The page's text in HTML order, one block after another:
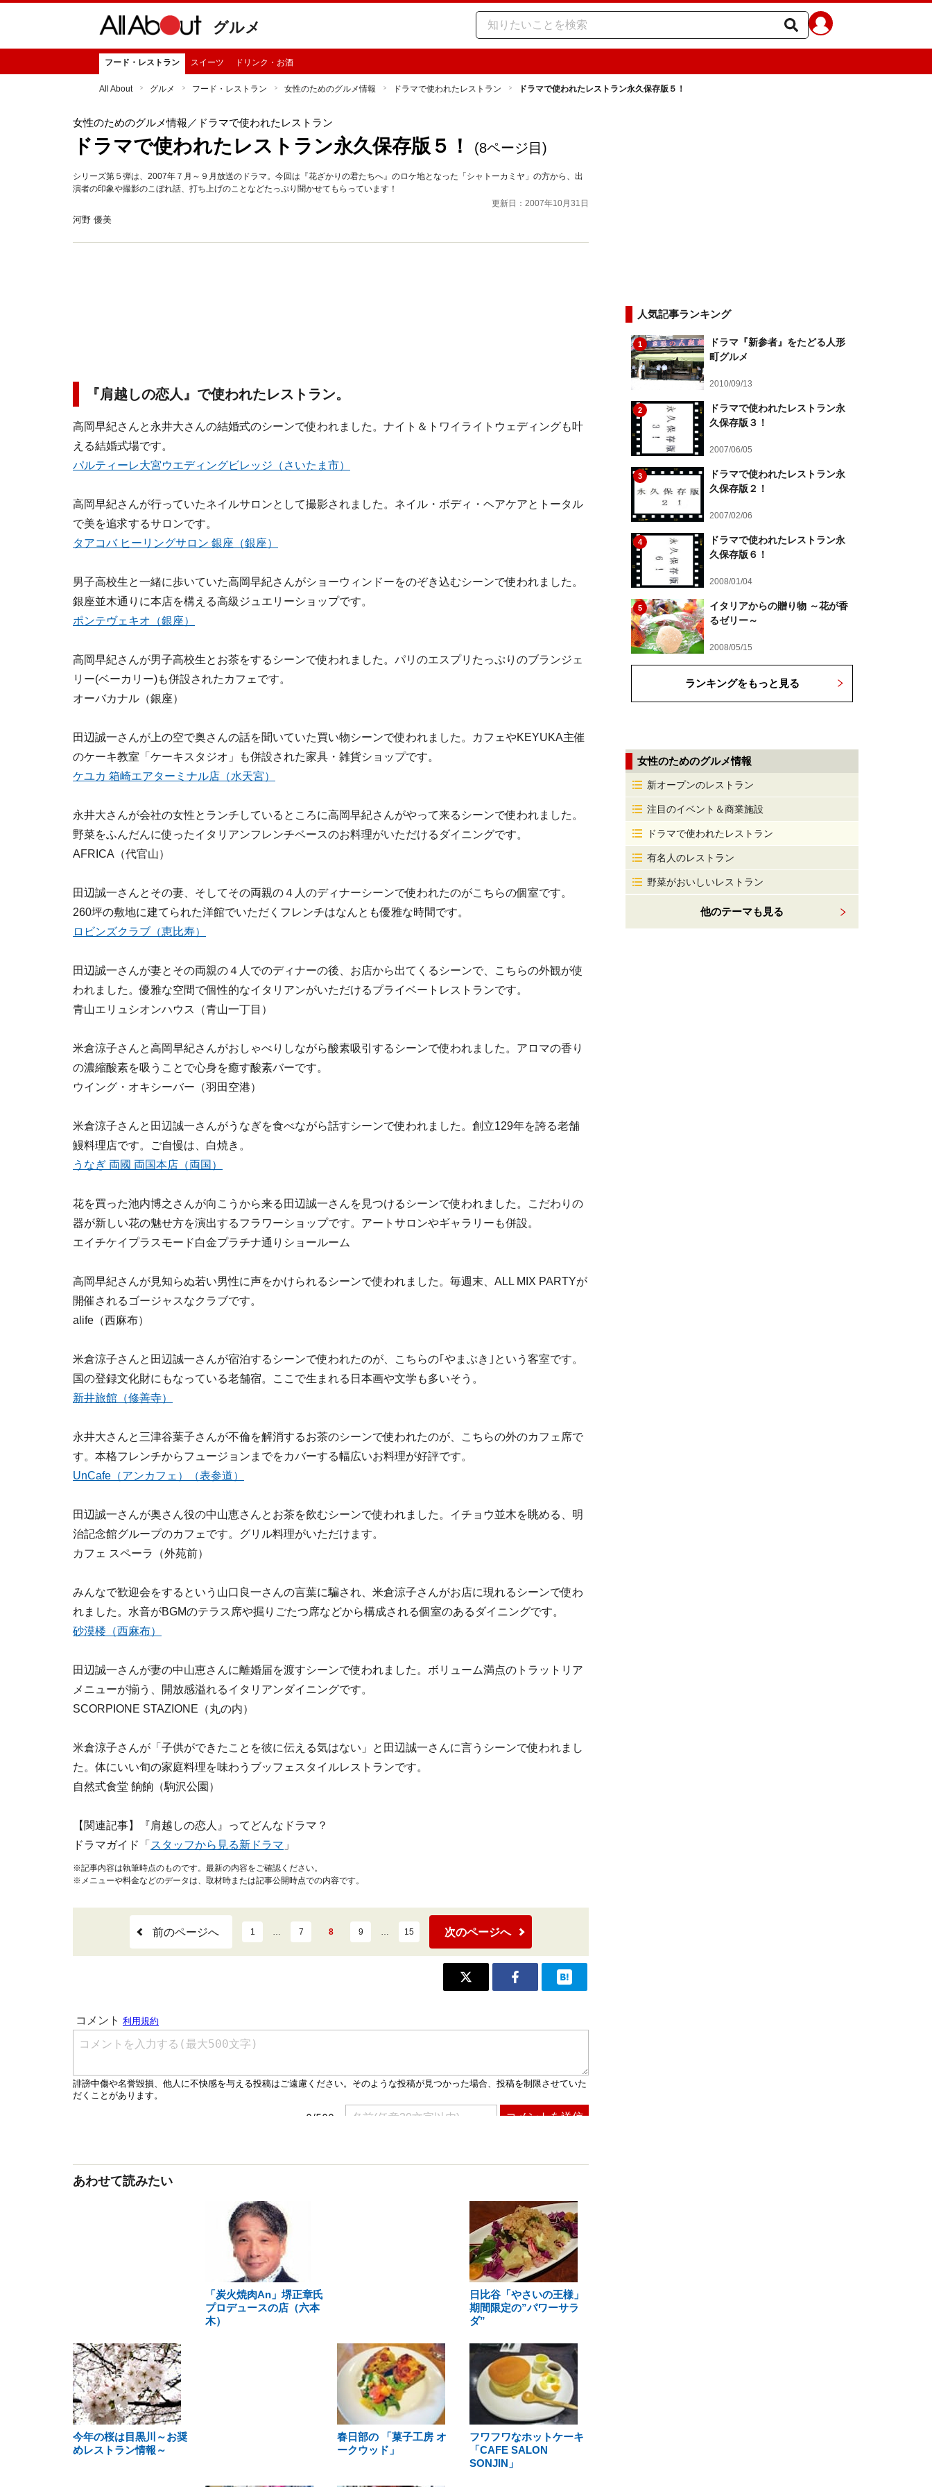
グルメ
フード・レストラン スイーツ ドリンク・お酒
All About グルメ フード・レストラン 女性のためのグルメ情報 ドラマで使われたレストラン ドラマで使われたレストラン永久保存版５！
女性のためのグルメ情報 ／ドラマで使われたレストラン
ドラマで使われたレストラン永久保存版５！ (8ページ目)
シリーズ第５弾は、2007年７月～９月放送のドラマ。今回は『花ざかりの君たちへ』のロケ地となった「シャトーカミヤ」の方から、出
演者の印象や撮影のこぼれ話、打ち上げのことなどたっぷり聞かせてもらっています！
更新日：2007年10月31日
河野 優美
『肩越しの恋人』で使われたレストラン。
高岡早紀さんと永井大さんの結婚式のシーンで使われました。ナイト＆トワイライトウェディングも叶
える結婚式場です。
パルティーレ大宮ウエディングビレッジ（さいたま市）
高岡早紀さんが行っていたネイルサロンとして撮影されました。ネイル・ボディ・ヘアケアとトータル
で美を追求するサロンです。
タアコバ ヒーリングサロン 銀座（銀座）
男子高校生と一緒に歩いていた高岡早紀さんがショーウィンドーをのぞき込むシーンで使われました。
銀座並木通りに本店を構える高級ジュエリーショップです。
ポンテヴェキオ（銀座）
高岡早紀さんが男子高校生とお茶をするシーンで使われました。パリのエスプリたっぷりのブランジェ
リー(ベーカリー)も併設されたカフェです。
オーバカナル（銀座）
田辺誠一さんが上の空で奥さんの話を聞いていた買い物シーンで使われました。カフェやKEYUKA主催
のケーキ教室「ケーキスタジオ」も併設された家具・雑貨ショップです。
ケユカ 箱崎エアターミナル店（水天宮）
永井大さんが会社の女性とランチしているところに高岡早紀さんがやって来るシーンで使われました。
野菜をふんだんに使ったイタリアンフレンチベースのお料理がいただけるダイニングです。
AFRICA（代官山）
田辺誠一さんとその妻、そしてその両親の４人のディナーシーンで使われたのがこちらの個室です。
260坪の敷地に建てられた洋館でいただくフレンチはなんとも優雅な時間です。
ロビンズクラブ（恵比寿）
田辺誠一さんが妻とその両親の４人でのディナーの後、お店から出てくるシーンで、こちらの外観が使
われました。優雅な空間で個性的なイタリアンがいただけるプライベートレストランです。
青山エリュシオンハウス（青山一丁目）
米倉涼子さんと高岡早紀さんがおしゃべりしながら酸素吸引するシーンで使われました。アロマの香り
の濃縮酸素を吸うことで心身を癒す酸素バーです。
ウイング・オキシーバー（羽田空港）
米倉涼子さんと田辺誠一さんがうなぎを食べながら話すシーンで使われました。創立129年を誇る老舗
鰻料理店です。ご自慢は、白焼き。
うなぎ 両國 両国本店（両国）
花を買った池内博之さんが向こうから来る田辺誠一さんを見つけるシーンで使われました。こだわりの
器が新しい花の魅せ方を演出するフラワーショップです。アートサロンやギャラリーも併設。
エイチケイプラスモード白金プラチナ通りショールーム
高岡早紀さんが見知らぬ若い男性に声をかけられるシーンで使われました。毎週末、ALL MIX PARTYが
開催されるゴージャスなクラブです。
alife（西麻布）
米倉涼子さんと田辺誠一さんが宿泊するシーンで使われたのが、こちらの｢やまぶき｣という客室です。
国の登録文化財にもなっている老舗宿。ここで生まれる日本画や文学も多いそう。
新井旅館（修善寺）
永井大さんと三津谷葉子さんが不倫を解消するお茶のシーンで使われたのが、こちらの外のカフェ席で
す。本格フレンチからフュージョンまでをカバーする幅広いお料理が好評です。
UnCafe（アンカフェ）（表参道）
田辺誠一さんが奥さん役の中山恵さんとお茶を飲むシーンで使われました。イチョウ並木を眺める、明
治記念館グループのカフェです。グリル料理がいただけます。
カフェ スペーラ（外苑前）
みんなで歓迎会をするという山口良一さんの言葉に騙され、米倉涼子さんがお店に現れるシーンで使わ
れました。水音がBGMのテラス席や掘りごたつ席などから構成される個室のあるダイニングです。
砂漠楼（西麻布）
田辺誠一さんが妻の中山恵さんに離婚届を渡すシーンで使われました。ボリューム満点のトラットリア
メニューが揃う、開放感溢れるイタリアンダイニングです。
SCORPIONE STAZIONE（丸の内）
米倉涼子さんが「子供ができたことを彼に伝える気はない」と田辺誠一さんに言うシーンで使われまし
た。体にいい旬の家庭料理を味わうブッフェスタイルレストランです。
自然式食堂 餉餉（駒沢公園）
【関連記事】『肩越しの恋人』ってどんなドラマ？
ドラマガイド「 スタッフから見る新ドラマ 」
※記事内容は執筆時点のものです。最新の内容をご確認ください。
※メニューや料金などのデータは、取材時または記事公開時点での内容です。
前のページへ 1 … 7 8 9 … 15 次のページへ
あわせて読みたい
「炭火焼肉An」堺正章氏
プロデュースの店（六本
木）
日比谷「やさいの王様」
期間限定の”パワーサラ
ダ”
今年の桜は目黒川～お奨
めレストラン情報～
春日部の 「菓子工房 オ
ークウッド」
フワフワなホットケーキ
「CAFE SALON
SONJIN」
人気記事ランキング
1
ドラマ『新参者』をたどる人形
町グルメ
2010/09/13
2
ドラマで使われたレストラン永
久保存版３！
2007/06/05
3
ドラマで使われたレストラン永
久保存版２！
2007/02/06
4
ドラマで使われたレストラン永
久保存版６！
2008/01/04
5
イタリアからの贈り物 ～花が香
るゼリー～
2008/05/15
ランキングをもっと見る
女性のためのグルメ情報
新オープンのレストラン
注目のイベント＆商業施設
ドラマで使われたレストラン
有名人のレストラン
野菜がおいしいレストラン
他のテーマも見る